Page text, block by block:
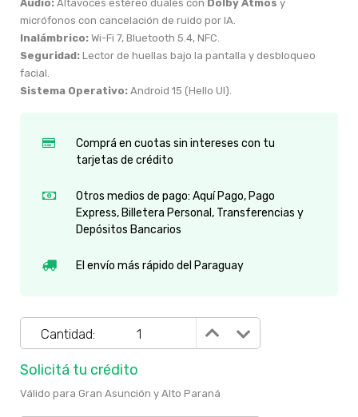
Audio: Altavoces estéreo duales con Dolby Atmos y
micrófonos con cancelación de ruido por IA.
Inalámbrico: Wi-Fi 7, Bluetooth 5.4, NFC.
Seguridad: Lector de huellas bajo la pantalla y desbloqueo
facial.
Sistema Operativo: Android 15 (Hello UI).
Comprá en cuotas sin intereses con tu
tarjetas de crédito
Otros medios de pago: Aquí Pago, Pago
Express, Billetera Personal, Transferencias y
Depósitos Bancarios
El envío más rápido del Paraguay
Cantidad:
Solicitá tu crédito
Válido para Gran Asunción y Alto Paraná